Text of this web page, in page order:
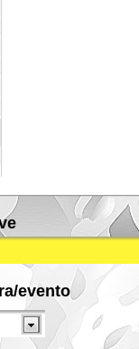
evento